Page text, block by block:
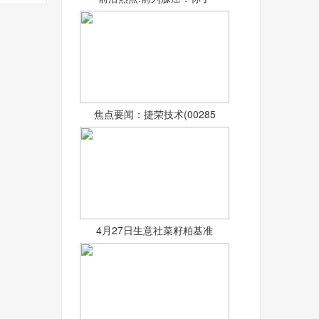
焦点要闻：捷荣技术(00285
4月27日生意社菜籽粕基准